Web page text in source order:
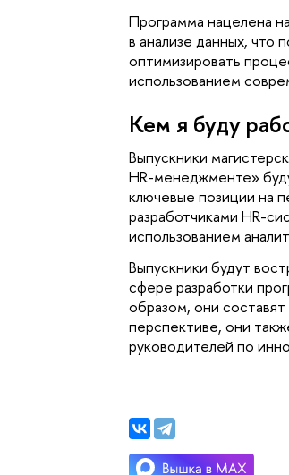
Программа нацелена
в анализе данных, что
оптимизировать
использованием
Кем я буду
Выпускники
HR-менеджменте»
ключевые позиции на
разработчиками HR-
использованием
Выпускники будут
сфере разработки
образом, они
перспективе, они
руководителей по